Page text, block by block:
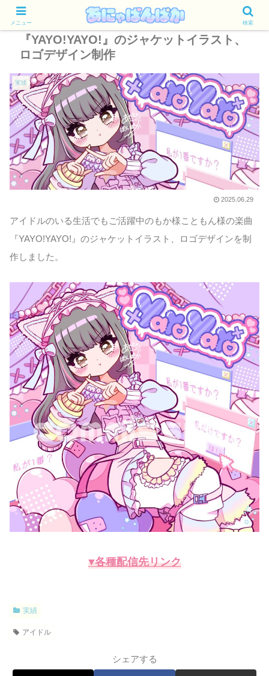
『YAYO!YAYO!』のジャケットイラスト、
ロゴデザイン制作
実績
2025.06.29
アイドルのいる生活でもご活躍中のもか様こともん様の楽曲
『YAYO!YAYO!』のジャケットイラスト、ロゴデザインを制
作しました。
▼各種配信先リンク
実績
アイドル
シェアする
メニュー 検索